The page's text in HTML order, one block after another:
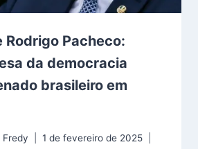
Rodrigo Pacheco:
da democracia
brasileiro em
Fredy
1 de fevereiro de 2025